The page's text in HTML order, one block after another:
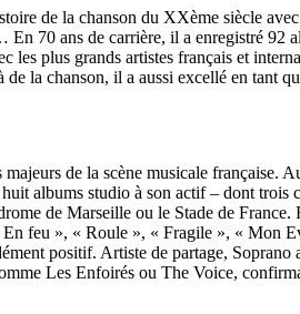
de la chanson du XXème siècle
70 ans de carrière, il a enregistré 92
plus grands artistes français et
la chanson, il a aussi excellé en tant
de la scène musicale
albums studio à son actif – dont trois
de Marseille ou le Stade de
feu », « Roule », « Fragile », « Mon
positif. Artiste de partage,
Les Enfoirés ou The Voice,